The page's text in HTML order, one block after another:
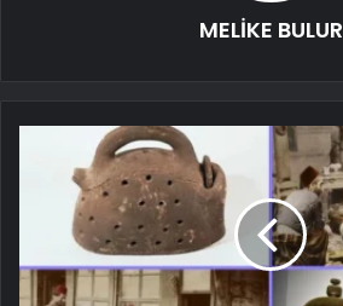
MELİKE BULUR